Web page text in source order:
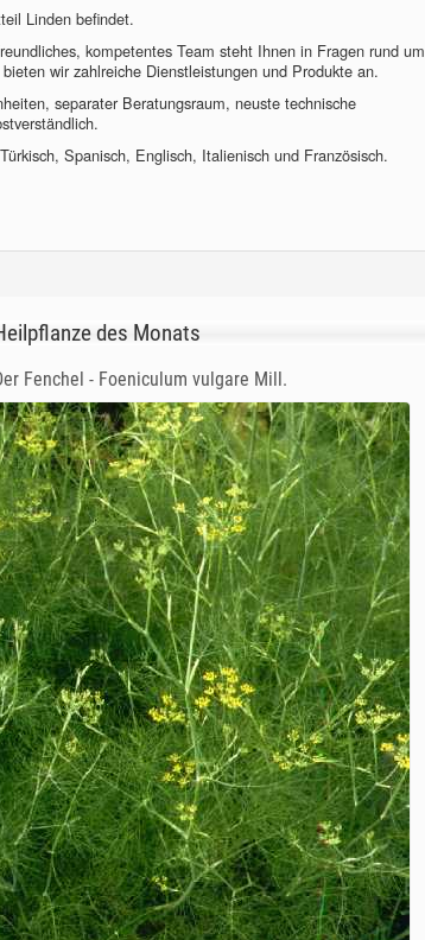
Linden befindet.
kompetentes Team steht Ihnen in Fragen rund um
wir zahlreiche Dienstleistungen und Produkte an.
separater Beratungsraum, neuste technische
Spanisch, Englisch, Italienisch und Französisch.
des Monats
Fenchel - Foeniculum vulgare Mill.